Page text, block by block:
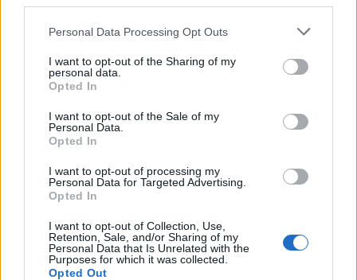
Please note that this website/app uses one or more Google
not limited to your visit or usage behaviour. You may click to
grant or deny consent to Google and its third-party tags to
use your data for below specified purposes in below Google
consent section.
Personal Data Processing Opt Outs
I want to opt-out of the Sharing of my
personal data.
Opted In
I want to opt-out of the Sale of my
Personal Data.
Opted In
I want to opt-out of processing my
Personal Data for Targeted Advertising.
Opted In
I want to opt-out of Collection, Use,
Retention, Sale, and/or Sharing of my
Personal Data that Is Unrelated with the
Purposes for which it was collected.
Opted Out